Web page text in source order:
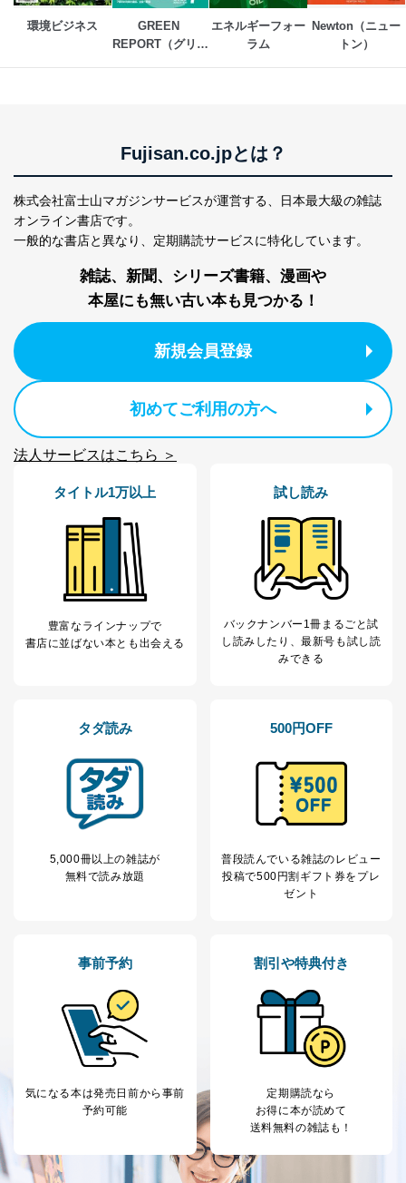
貴殿の個人情報及び当社の個人情報保護マネジメントシ
ステムに関するご相談及び苦情については以下までご連
TEL：0570-200-223
FAX：03-5459-7073
e-mail：cs@fujisan.co.jp
改訂：2025年2月20日
制定：2005年4月1日
株式会社富士山マガジンサービス
個人情報の取扱いについて
１．個人情報保護管理者
当社は以下の個人情報保護管理者を設置し、個人情報保
株式会社富士山マガジンサービス
代表取締役会長 西野 伸一郎
田 嘉也
２．利用目的
当社が取り扱う開示対象個人情報の利用目的は次のとお
No
個人情報の種類 利用目的
購入商品の配送のため
商品代金回収のため
ｅメール等による商品、サービ
閲覧履歴や購買履歴等の情報を分
応じた新商品・サービスに関する
当社にお問合わせ
いただいた方の個
人情報
お問い合わせ対応、トラブル対
処、オペレーター教育など応対品
の確認のため
ｅメール等によるカスタマーQ＆A
サイトのサービス内容のご案内の
るご案内のため
採用応募者の方の
個人情報
採用選考、ご連絡のため
当社の従業者の個
人情報
人事、総務などの雇用管理等のた
6
パートナー（提携
により当社の
定期購読サービス
購入商品配送のため
た商品の発売元企業からのｅメー
ル等による商品、
サービス、キャンペーン等の広告
に関するご案内のため
当社のサービス利用状況の把握お
よびその分析のため
環境ビジネス
GREEN
REPORT（グリー
エネルギーフォー
ラム
Newton（ニュー
トン）
Fujisan.co.jpとは？
株式会社富士山マガジンサービスが運営する、
日本最大級の雑誌
オンライン書店です。
一般的な書店と異なり、 定期購読サービスに特化しています。
雑誌、新聞、シリーズ書籍、漫画や
本屋にも無い古い本も見つかる！
新規会員登録
初めてご利用の方へ
法人サービスはこちら ＞
タイトル1万以上
豊富なラインナップで
書店に並ばない本とも出会える
試し読み
バックナンバー1冊まるごと試
し読み したり、最新号も試し読
みできる
タダ読み
5,000冊以上の雑誌が
無料で読み放題
500円OFF
普段読んでいる雑誌のレビュー
投稿で500円割ギフト券をプレ
ゼント
事前予約
気になる本は発売日前から事前
予約可能
割引や特典付き
定期購読なら
お得に本が読めて
送料無料の雑誌も！